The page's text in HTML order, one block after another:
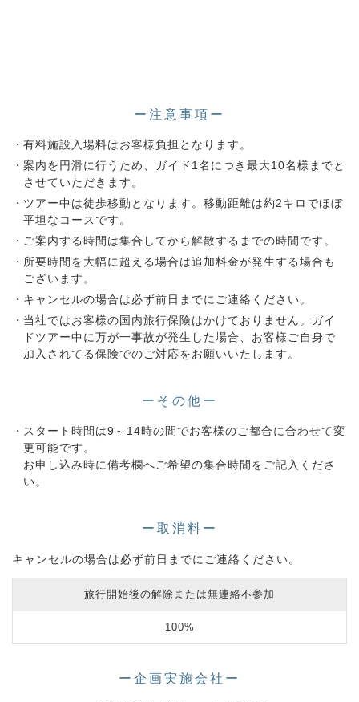
ー注意事項ー
有料施設入場料はお客様負担となります。
案内を円滑に行うため、ガイド1名につき最大10名様までと
させていただきます。
ツアー中は徒歩移動となります。移動距離は約2キロでほぼ
平坦なコースです。
ご案内する時間は集合してから解散するまでの時間です。
所要時間を大幅に超える場合は追加料金が発生する場合も
ございます。
キャンセルの場合は必ず前日までにご連絡ください。
当社ではお客様の国内旅行保険はかけておりません。ガイ
ドツアー中に万が一事故が発生した場合、お客様ご自身で
加入されてる保険でのご対応をお願いいたします。
ーその他ー
スタート時間は9～14時の間でお客様のご都合に合わせて変
更可能です。
お申し込み時に備考欄へご希望の集合時間をご記入くださ
い。
ー取消料ー
キャンセルの場合は必ず前日までにご連絡ください。
旅行開始後の解除または無連絡不参加
100%
ー企画実施会社ー